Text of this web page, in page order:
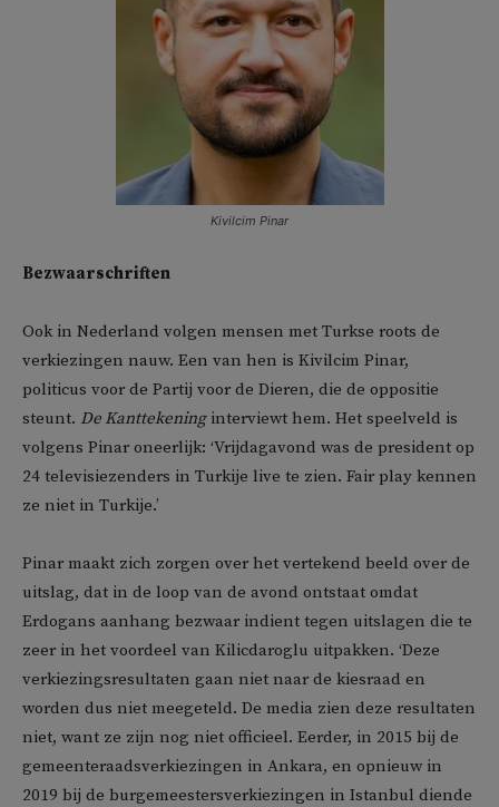
Kivilcim Pinar
Bezwaarschriften
Ook in Nederland volgen mensen met Turkse roots de
verkiezingen nauw. Een van hen is Kivilcim Pinar,
politicus voor de Partij voor de Dieren, die de oppositie
steunt. De Kanttekeninginterviewt hem. Het speelveld is
volgens Pinar oneerlijk: ‘Vrijdagavond was de president op
24 televisiezenders in Turkije live te zien. Fair play kennen
ze niet in Turkije.’
Pinar maakt zich zorgen over het vertekend beeld over de
uitslag, dat in de loop van de avond ontstaat omdat
Erdogans aanhang bezwaar indient tegen uitslagen die te
zeer in het voordeel van Kilicdaroglu uitpakken. ‘Deze
verkiezingsresultaten gaan niet naar de kiesraad en
worden dus niet meegeteld. De media zien deze resultaten
niet, want ze zijn nog niet officieel. Eerder, in 2015 bij de
gemeenteraadsverkiezingen in Ankara, en opnieuw in
2019 bij de burgemeestersverkiezingen in Istanbul diende